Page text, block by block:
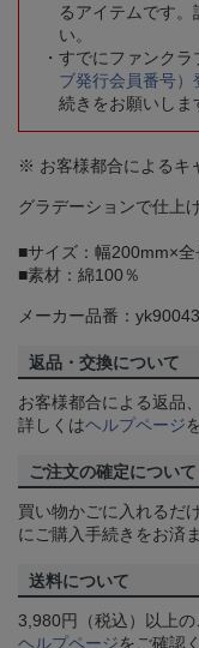
るアイテムです。
い。
すでにファンクラ
ブ発行会員番号）
続きをお願いしま
※ お客様都合によるキ
グラデーションで仕上
■サイズ：幅200mm×
■素材：綿100％
メーカー品番：
返品・交換について
お客様都合による返品
詳しくはヘルプページ
ご注文の確定について
買い物かごに入れるだ
にご購入手続きをお済
送料について
3,980円（税込）以上
ヘルプページをご確認